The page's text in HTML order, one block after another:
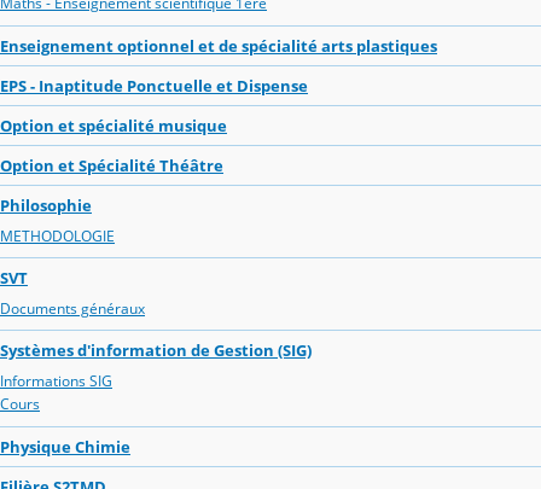
Enseignement optionnel et de spécialité arts plastiques
EPS - Inaptitude Ponctuelle et Dispense
Option et spécialité musique
Option et Spécialité Théâtre
Philosophie
METHODOLOGIE
SVT
Documents généraux
Systèmes d'information de Gestion (SIG)
Informations SIG
Cours
Physique Chimie